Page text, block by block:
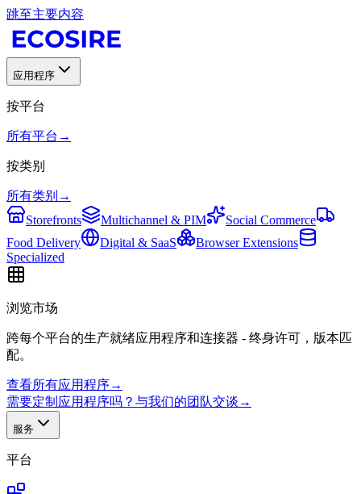
跳至主要内容
应用程序
按平台
所有平台 →
按类别
所有类别 →
Storefronts
Multichannel & PIM
Social Commerce
Food Delivery
Digital & SaaS
Browser Extensions
Specialized
浏览市场
跨每个平台的生产就绪应用程序和连接器 - 终身许可，版本匹
配。
查看所有应用程序→
需要定制应用程序吗？与我们的团队交谈 →
服务
平台